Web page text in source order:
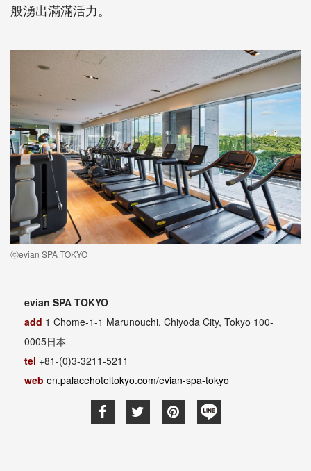
般湧出滿滿活力。
ⓒevian SPA TOKYO
evian SPA TOKYO
add 1 Chome-1-1 Marunouchi, Chiyoda City, Tokyo 100-
0005日本
tel +81-(0)3-3211-5211
web en.palacehoteltokyo.com/evian-spa-tokyo